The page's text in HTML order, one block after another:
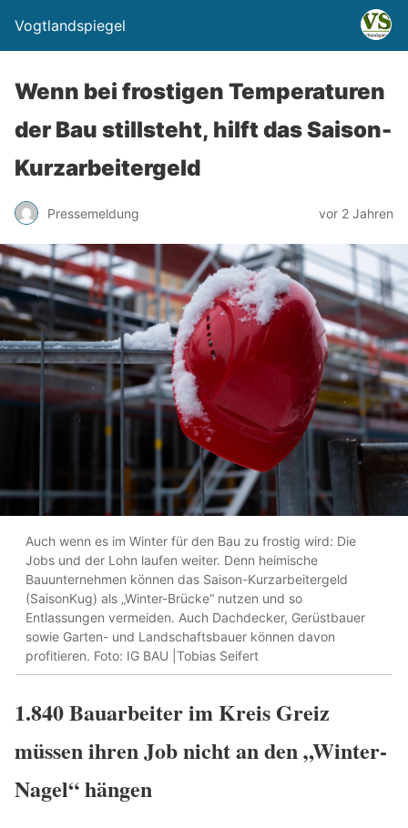
Vogtlandspiegel
Wenn bei frostigen Temperaturen
der Bau stillsteht, hilft das Saison-
Kurzarbeitergeld
Pressemeldung vor 2 Jahren
Auch wenn es im Winter für den Bau zu frostig wird: Die
Jobs und der Lohn laufen weiter. Denn heimische
Bauunternehmen können das Saison-Kurzarbeitergeld
(SaisonKug) als „Winter-Brücke“ nutzen und so
Entlassungen vermeiden. Auch Dachdecker, Gerüstbauer
sowie Garten- und Landschaftsbauer können davon
profitieren. Foto: IG BAU |Tobias Seifert
1.840 Bauarbeiter im Kreis Greiz
müssen ihren Job nicht an den „Winter-
Nagel“ hängen